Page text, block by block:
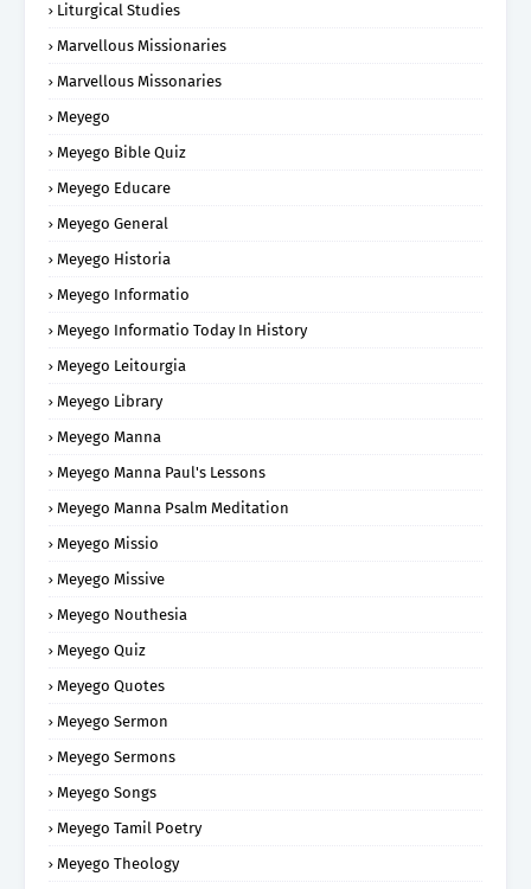
Liturgical Studies
Marvellous Missionaries
Marvellous Missonaries
Meyego
Meyego Bible Quiz
Meyego Educare
Meyego General
Meyego Historia
Meyego Informatio
Meyego Informatio Today In History
Meyego Leitourgia
Meyego Library
Meyego Manna
Meyego Manna Paul's Lessons
Meyego Manna Psalm Meditation
Meyego Missio
Meyego Missive
Meyego Nouthesia
Meyego Quiz
Meyego Quotes
Meyego Sermon
Meyego Sermons
Meyego Songs
Meyego Tamil Poetry
Meyego Theology